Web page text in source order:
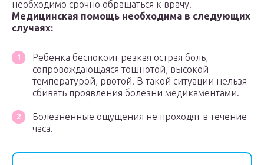
необходимо срочно обращаться к врачу.
Медицинская помощь необходима в следующих
случаях:
Ребенка беспокоит резкая острая боль,
сопровождающаяся тошнотой, высокой
температурой, рвотой. В такой ситуации нельзя
сбивать проявления болезни медикаментами.
Болезненные ощущения не проходят в течение
часа.